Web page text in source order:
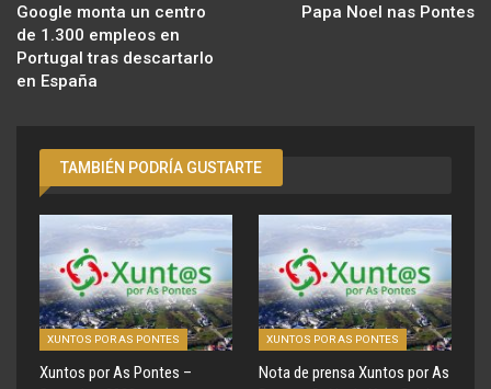
Google monta un centro
de 1.300 empleos en
Portugal tras descartarlo
en España
Papa Noel nas Pontes
TAMBIÉN PODRÍA GUSTARTE
XUNTOS POR AS PONTES
Xuntos por As Pontes –
XUNTOS POR AS PONTES
Nota de prensa Xuntos por As